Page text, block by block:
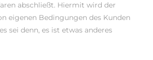
abschließt. Hiermit wird der
eigenen Bedingungen des Kunden
sei denn, es ist etwas anderes